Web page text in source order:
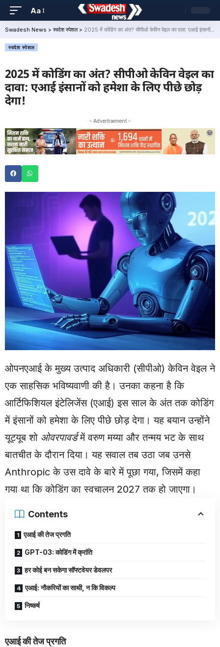
Aa
Swadesh News > स्वदेश स्पेशल> 2025 में कोडिंग का अंत? सीपीओ केविन वेइल का दावा: एआई इंसानों को हमेशा के लिए पीछे छोड़ देगा!
स्वदेश स्पेशल
2025 में कोडिंग का अंत? सीपीओ केविन वेइल का
दावा: एआई इंसानों को हमेशा के लिए पीछे छोड़
देगा!
- Advertisement -
ओपनएआई के मुख्य उत्पाद अधिकारी (सीपीओ) केविन वेइल ने
एक साहसिक भविष्यवाणी की है। उनका कहना है कि
आर्टिफिशियल इंटेलिजेंस (एआई) इस साल के अंत तक कोडिंग
में इंसानों को हमेशा के लिए पीछे छोड़ देगा। यह बयान उन्होंने
यूट्यूब शो ओवरपावर्डमें वरुण मय्या और तन्मय भट के साथ
बातचीत के दौरान दिया। यह सवाल तब उठा जब उनसे
Anthropic के उस दावे के बारे में पूछा गया, जिसमें कहा
गया था कि कोडिंग का स्वचालन 2027 तक हो जाएगा।
Contents
एआई की तेज प्रगति
GPT-03: कोडिंग में क्रांति
हर कोई बन सकेगा सॉफ्टवेयर डेवलपर
एआई: नौकरियों का साथी, न कि विकल्प
निष्कर्ष
एआई की तेज प्रगति